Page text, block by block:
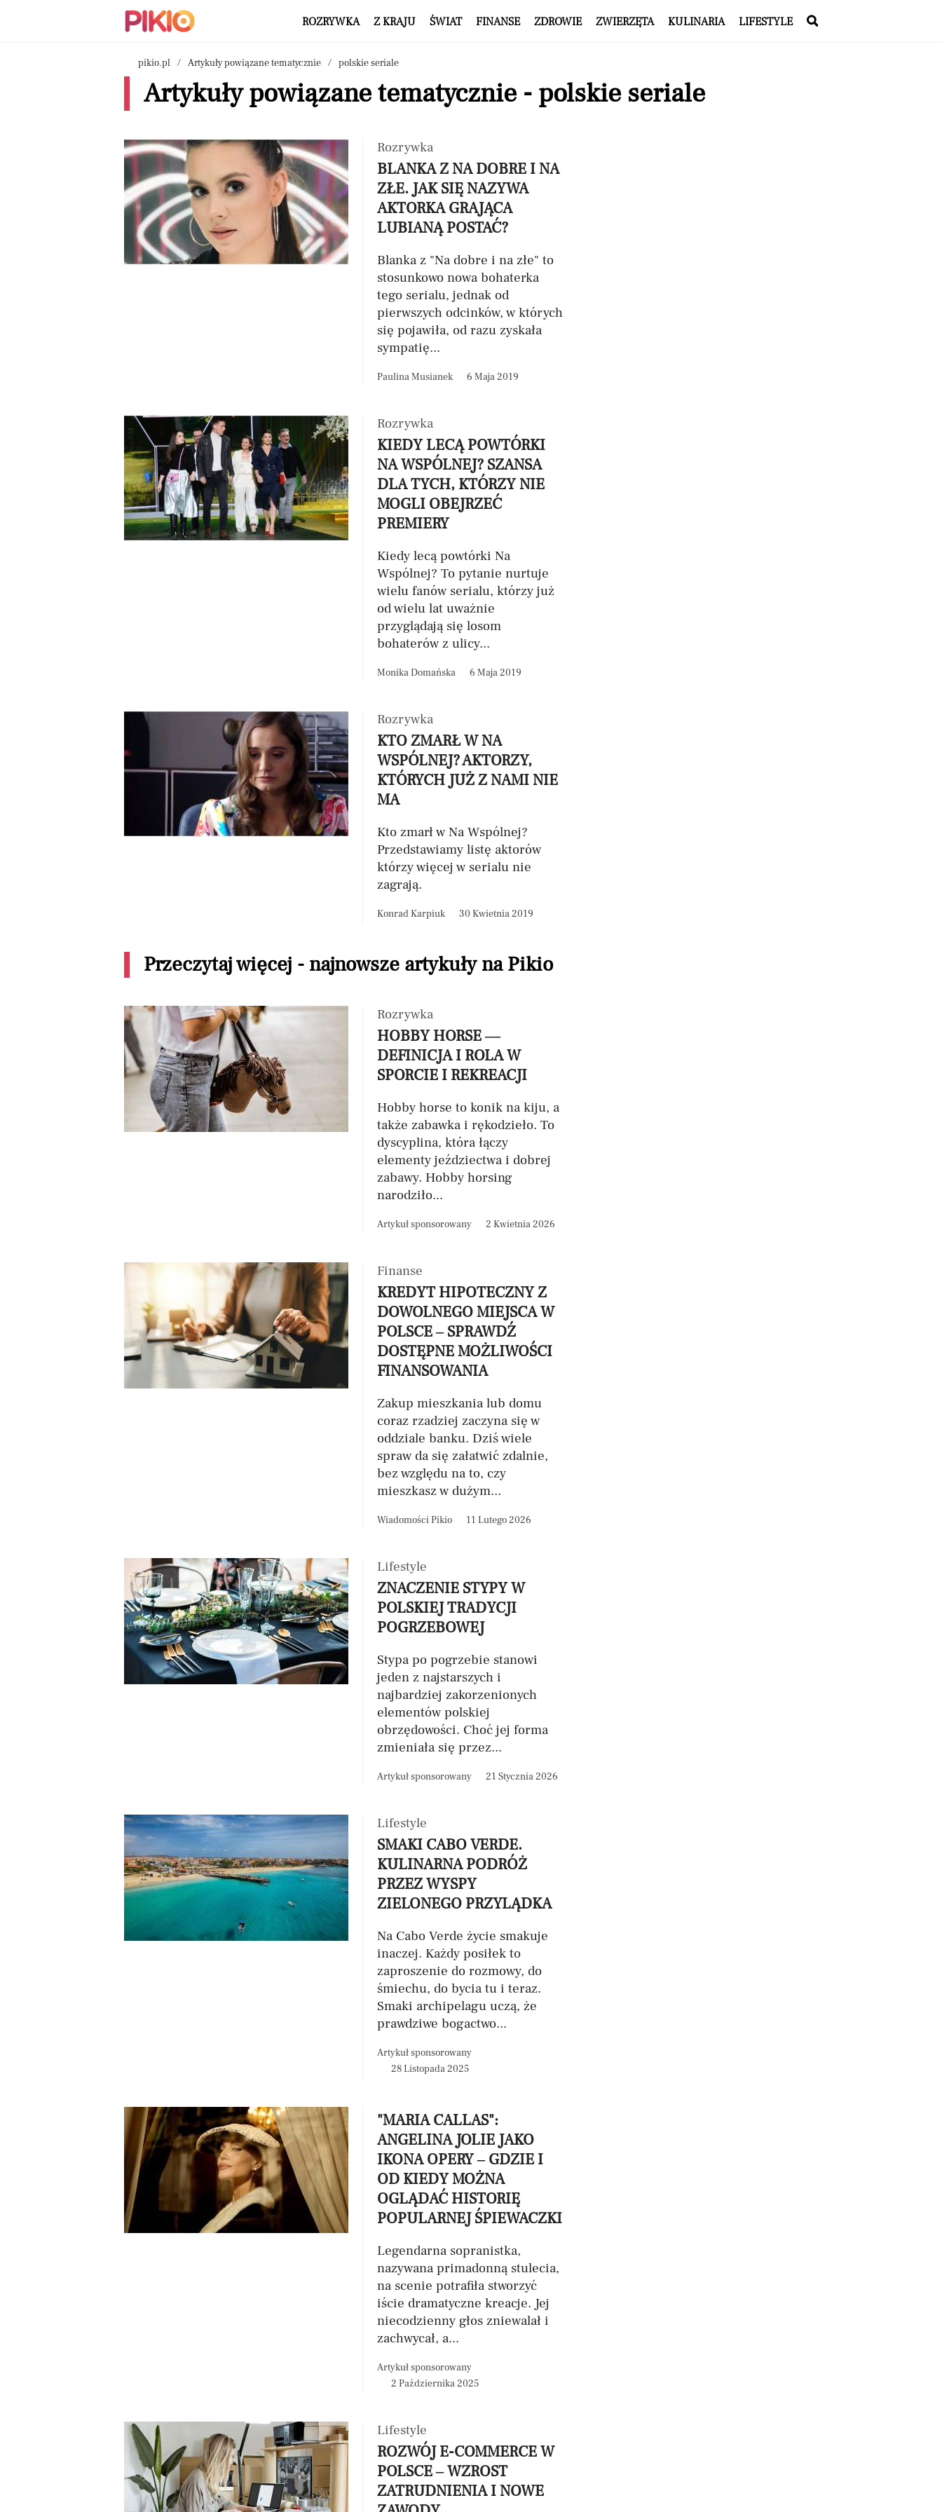
ROZRYWKA Z KRAJU ŚWIAT FINANSE ZDROWIE ZWIERZĘTA KULINARIA LIFESTYLE
pikio.pl Artykuły powiązane tematycznie polskie seriale
Artykuły powiązane tematycznie - polskie seriale
Rozrywka
BLANKA Z NA DOBRE I NA
ZŁE. JAK SIĘ NAZYWA
AKTORKA GRAJĄCA
LUBIANĄ POSTAĆ?
Blanka z "Na dobre i na złe" to
stosunkowo nowa bohaterka
tego serialu, jednak od
pierwszych odcinków, w których
się pojawiła, od razu zyskała
sympatię...
Paulina Musianek 6 Maja 2019
Rozrywka
KIEDY LECĄ POWTÓRKI
NA WSPÓLNEJ? SZANSA
DLA TYCH, KTÓRZY NIE
MOGLI OBEJRZEĆ
PREMIERY
Kiedy lecą powtórki Na
Wspólnej? To pytanie nurtuje
wielu fanów serialu, którzy już
od wielu lat uważnie
przyglądają się losom
bohaterów z ulicy...
Monika Domańska 6 Maja 2019
Rozrywka
KTO ZMARŁ W NA
WSPÓLNEJ? AKTORZY,
KTÓRYCH JUŻ Z NAMI NIE
MA
Kto zmarł w Na Wspólnej?
Przedstawiamy listę aktorów
którzy więcej w serialu nie
zagrają.
Konrad Karpiuk 30 Kwietnia 2019
Przeczytaj więcej - najnowsze artykuły na Pikio
Rozrywka
HOBBY HORSE —
DEFINICJA I ROLA W
SPORCIE I REKREACJI
Hobby horse to konik na kiju, a
także zabawka i rękodzieło. To
dyscyplina, która łączy
elementy jeździectwa i dobrej
zabawy. Hobby horsing
narodziło...
Artykuł sponsorowany 2 Kwietnia 2026
Finanse
KREDYT HIPOTECZNY Z
DOWOLNEGO MIEJSCA W
POLSCE – SPRAWDŹ
DOSTĘPNE MOŻLIWOŚCI
FINANSOWANIA
Zakup mieszkania lub domu
coraz rzadziej zaczyna się w
oddziale banku. Dziś wiele
spraw da się załatwić zdalnie,
bez względu na to, czy
mieszkasz w dużym...
Wiadomości Pikio 11 Lutego 2026
Lifestyle
ZNACZENIE STYPY W
POLSKIEJ TRADYCJI
POGRZEBOWEJ
Stypa po pogrzebie stanowi
jeden z najstarszych i
najbardziej zakorzenionych
elementów polskiej
obrzędowości. Choć jej forma
zmieniała się przez...
Artykuł sponsorowany 21 Stycznia 2026
Lifestyle
SMAKI CABO VERDE.
KULINARNA PODRÓŻ
PRZEZ WYSPY
ZIELONEGO PRZYLĄDKA
Na Cabo Verde życie smakuje
inaczej. Każdy posiłek to
zaproszenie do rozmowy, do
śmiechu, do bycia tu i teraz.
Smaki archipelagu uczą, że
prawdziwe bogactwo...
Artykuł sponsorowany
28 Listopada 2025
"MARIA CALLAS":
ANGELINA JOLIE JAKO
IKONA OPERY – GDZIE I
OD KIEDY MOŻNA
OGLĄDAĆ HISTORIĘ
POPULARNEJ ŚPIEWACZKI
Legendarna sopranistka,
nazywana primadonną stulecia,
na scenie potrafiła stworzyć
iście dramatyczne kreacje. Jej
niecodzienny głos zniewalał i
zachwycał, a...
Artykuł sponsorowany
2 Października 2025
Lifestyle
ROZWÓJ E-COMMERCE W
POLSCE – WZROST
ZATRUDNIENIA I NOWE